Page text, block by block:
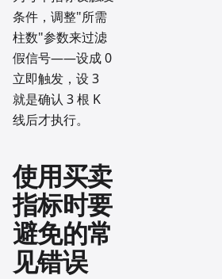
条件，调整"所需
柱数"参数来过滤
假信号——设成 0
立即触发，设 3
就是确认 3 根 K
线后才执行。
使用买卖
指标时要
避免的常
见错误